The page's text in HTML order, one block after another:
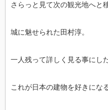
さらっと見て次の観光地へと
城に魅せられた田村淳。
一人残って詳しく見る事にした
これが日本の建物を好きにな